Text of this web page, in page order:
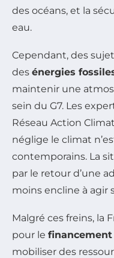
des océans, et la
eau.
Cependant, des
des énergies
maintenir une
sein du G7. Les
Réseau Action
néglige le climat
contemporains. La
par le retour d’une
moins encline à agir
Malgré ces freins, la
pour le
mobiliser des